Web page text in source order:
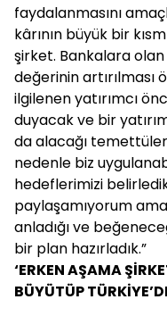
faydalanmasını
kârının büyük bir
şirket. Bankalara
değerinin artırılması
ilgilenen yatırımcı
duyacak ve bir
da alacağı
nedenle biz
hedeflerimizi
paylaşamıyorum
anladığı ve
bir plan hazırladık.”
‘ERKEN AŞAMA
BÜYÜTÜP